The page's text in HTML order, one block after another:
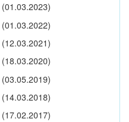
(01.03.2023)
(01.03.2022)
(12.03.2021)
(18.03.2020)
(03.05.2019)
(14.03.2018)
(17.02.2017)